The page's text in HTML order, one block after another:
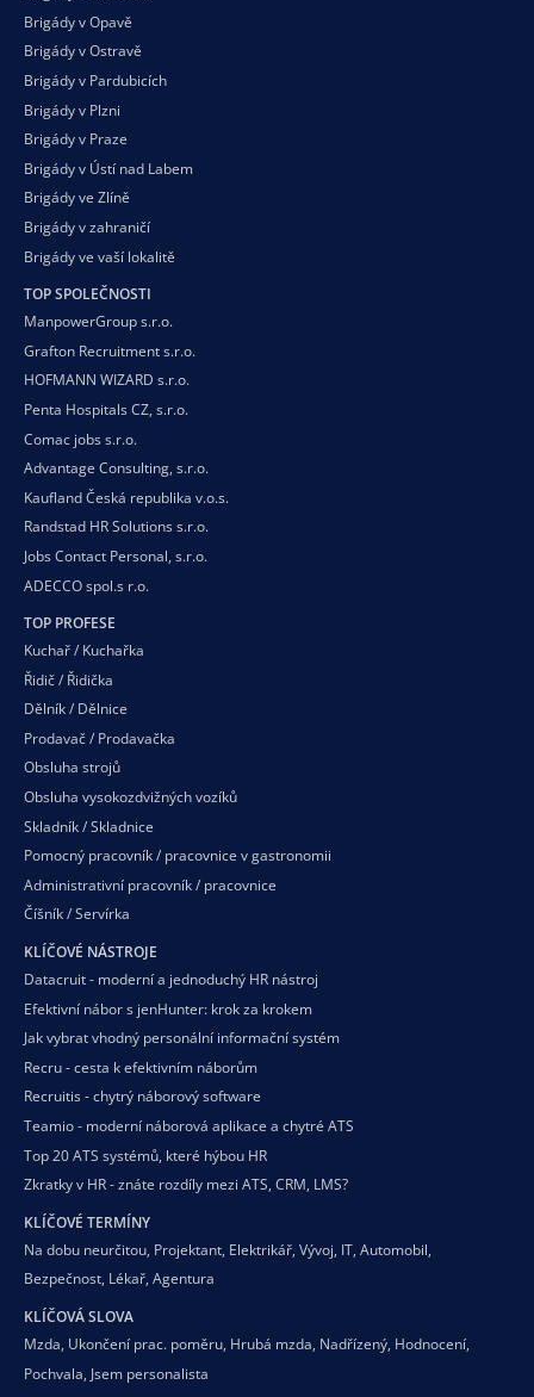
Brigády v Opavě
Brigády v Ostravě
Brigády v Pardubicích
Brigády v Plzni
Brigády v Praze
Brigády v Ústí nad Labem
Brigády ve Zlíně
Brigády v zahraničí
Brigády ve vaší lokalitě
TOP SPOLEČNOSTI
ManpowerGroup s.r.o.
Grafton Recruitment s.r.o.
HOFMANN WIZARD s.r.o.
Penta Hospitals CZ, s.r.o.
Comac jobs s.r.o.
Advantage Consulting, s.r.o.
Kaufland Česká republika v.o.s.
Randstad HR Solutions s.r.o.
Jobs Contact Personal, s.r.o.
ADECCO spol.s r.o.
TOP PROFESE
Kuchař / Kuchařka
Řidič / Řidička
Dělník / Dělnice
Prodavač / Prodavačka
Obsluha strojů
Obsluha vysokozdvižných vozíků
Skladník / Skladnice
Pomocný pracovník / pracovnice v gastronomii
Administrativní pracovník / pracovnice
Číšník / Servírka
KLÍČOVÉ NÁSTROJE
Datacruit - moderní a jednoduchý HR nástroj
Efektivní nábor s jenHunter: krok za krokem
Jak vybrat vhodný personální informační systém
Recru - cesta k efektivním náborům
Recruitis - chytrý náborový software
Teamio - moderní náborová aplikace a chytré ATS
Top 20 ATS systémů, které hýbou HR
Zkratky v HR - znáte rozdíly mezi ATS, CRM, LMS?
KLÍČOVÉ TERMÍNY
Na dobu neurčitou, Projektant, Elektrikář, Vývoj, IT, Automobil,
Bezpečnost, Lékař, Agentura
KLÍČOVÁ SLOVA
Mzda, Ukončení prac. poměru, Hrubá mzda, Nadřízený, Hodnocení,
Pochvala, Jsem personalista